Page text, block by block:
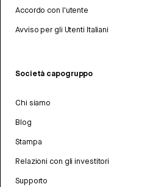
Accordo con l'utente
Avviso per gli Utenti Italiani
Società capogruppo
Chi siamo
Blog
Stampa
Relazioni con gli investitori
Supporto